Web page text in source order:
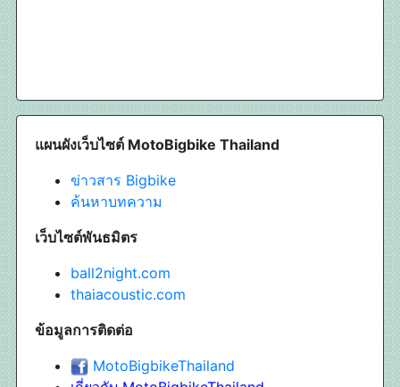
แผนผังเว็บไซต์ MotoBigbike Thailand
ข่าวสาร Bigbike
ค้นหาบทความ
เว็บไซต์พันธมิตร
ball2night.com
thaiacoustic.com
ข้อมูลการติดต่อ
MotoBigbikeThailand